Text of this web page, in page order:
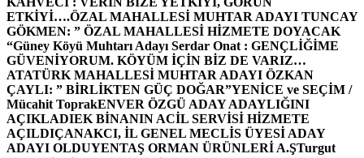
ETKİYİ….ÖZAL MAHALLESİ MUHTAR ADAYI TUNCAY
GÖKMEN: ” ÖZAL MAHALLESİ HİZMETE DOYACAK
“Güney Köyü Muhtarı Adayı Serdar Onat : GENÇLİĞİME
GÜVENİYORUM. KÖYÜM İÇİN BİZ DE VARIZ…
ATATÜRK MAHALLESİ MUHTAR ADAYI ÖZKAN
ÇAYLI: ” BİRLİKTEN GÜÇ DOĞAR”YENİCE ve SEÇİM /
Mücahit ToprakENVER ÖZGÜ ADAY ADAYLIĞINI
AÇIKLADIEK BİNANIN ACİL SERVİSİ HİZMETE
AÇILDIÇANAKCI, İL GENEL MECLİS ÜYESİ ADAY
ADAYI OLDUYENTAŞ ORMAN ÜRÜNLERİ A.ŞTurgut